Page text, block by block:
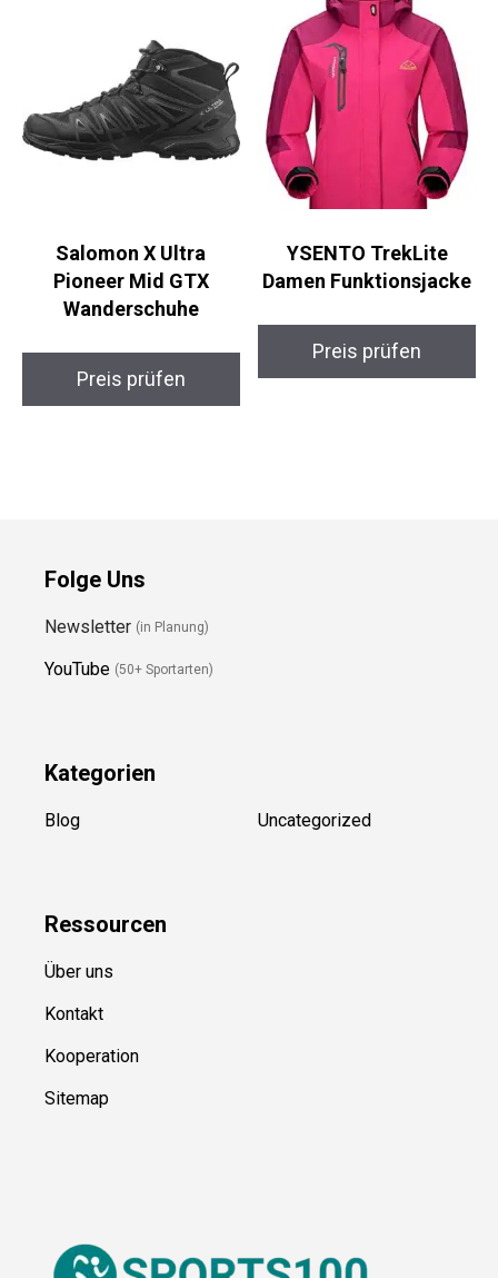
Pioneer Mid GTX
Wanderschuhe
YSENTO TrekLite
Damen Funktionsjacke
Folge Uns
YouTube (50+ Sportarten)
Blog
Ressource
Über uns
Kontakt